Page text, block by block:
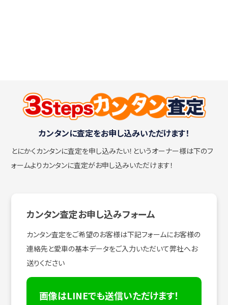
カンタンに査定をお申し込みいただけます！
とにかくカンタンに査定を申し込みたい！ というオーナー様は下のフ
ォームよりカンタンに査定がお申し込みいただけます！
カンタン査定お申し込みフォーム
カンタン査定をご希望のお客様は下記フォームにお客様の
連絡先と愛車の基本データをご入力いただいて弊社へお
送りください
画像はLINEでも送信いただけます！